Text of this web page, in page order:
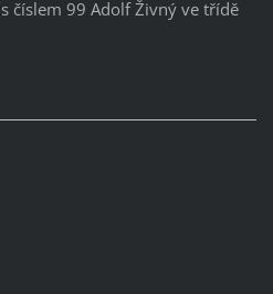
číslem 99 Adolf Živný ve třídě